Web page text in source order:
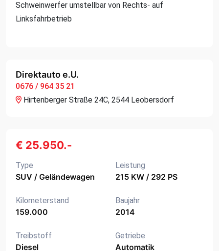
Schweinwerfer umstellbar von Rechts- auf
Linksfahrbetrieb
Direktauto e.U.
0676 / 964 35 21
Hirtenberger Straße 24C, 2544 Leobersdorf
€ 25.950.-
Type
SUV / Geländewagen
Leistung
215 KW / 292 PS
Kilometerstand
159.000
Baujahr
2014
Treibstoff
Diesel
Getriebe
Automatik